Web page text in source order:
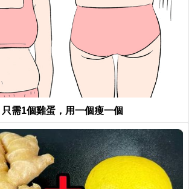
需1個雞蛋，用一個瘦一個